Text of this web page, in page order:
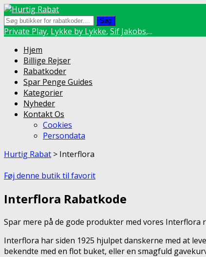
Søg
Private Play, Lykke by Lykke, Sif Jakobs,...
Skip
content
Hjem
Billige Rejser
Rabatkoder
Spar Penge Guides
Kategorier
Nyheder
Kontakt Os
Cookies
Persondata
Hurtig Rabat > Interflora
Føj denne butik til favorit
Interflora Rabatkode
Spar mere på de gode produkter med vores Interflora
Interflora har siden 1925 hjulpet danskerne med at
bekendte med en flot buket, eller en smagfuld